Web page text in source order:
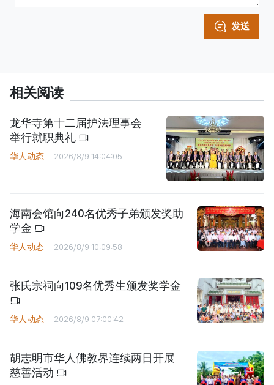
发送
相关阅读
龙华寺第十二届护法理事会
举行就职典礼
华人动态 2026/8/9 14:04:05
海南会馆向240名优秀子弟颁发奖助
学金
华人动态 2026/8/9 10:09:58
张氏宗祠向109名优秀生颁发奖学金
华人动态 2026/8/9 07:00:42
胡志明市华人佛教界连续两日开展
慈善活动